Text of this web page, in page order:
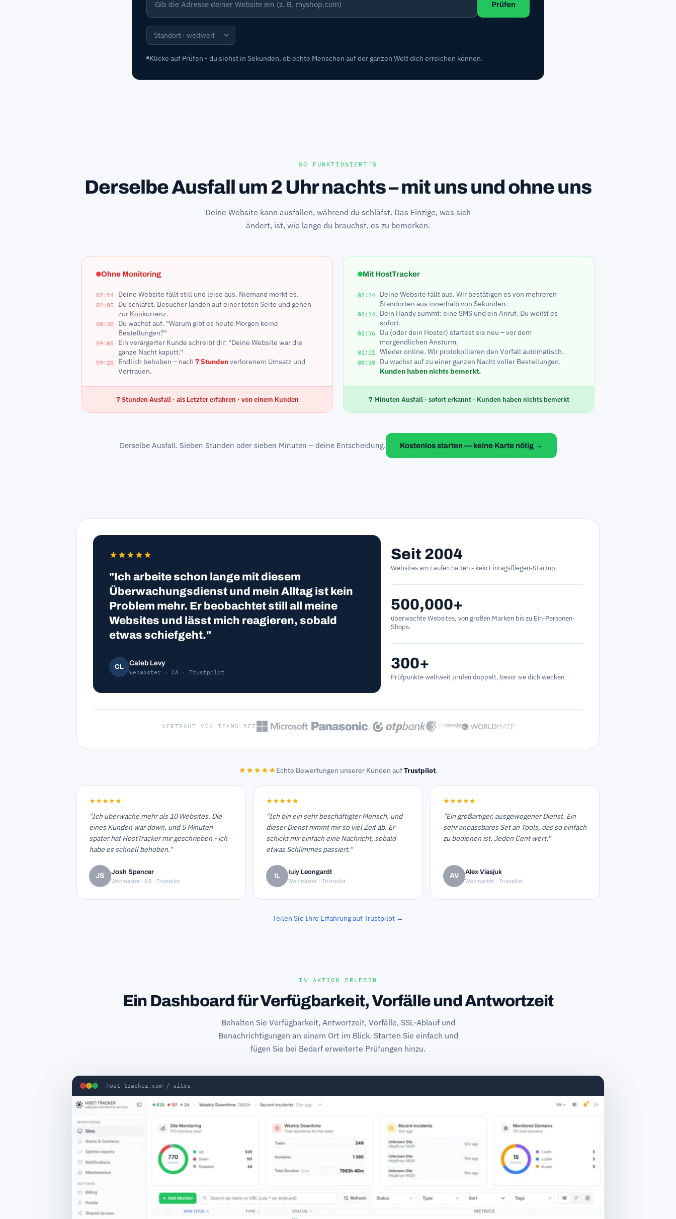
Prüfen
Klicke auf Prüfen - du siehst in Sekunden, ob echte Menschen auf der ganzen Welt dich erreichen können.
SO FUNKTIONIERT’S
Derselbe Ausfall um 2 Uhr nachts – mit uns und ohne uns
Deine Website kann ausfallen, während du schläfst. Das Einzige, was sich
ändert, ist, wie lange du brauchst, es zu bemerken.
Ohne Monitoring
02:14 Deine Website fällt still und leise aus. Niemand merkt es.
02:05
Du schläfst. Besucher landen auf einer toten Seite und gehen
zur Konkurrenz.
08:38
Du wachst auf. "Warum gibt es heute Morgen keine
Bestellungen?"
09:05
Ein verärgerter Kunde schreibt dir: "Deine Website war die
ganze Nacht kaputt."
09:28 Endlich behoben – nach 7 Stundenverlorenem Umsatz und
Vertrauen.
7 Stunden Ausfall · als Letzter erfahren · von einem Kunden
Mit HostTracker
02:14
Deine Website fällt aus. Wir bestätigen es von mehreren
Standorten aus innerhalb von Sekunden.
02:14
Dein Handy summt: eine SMS und ein Anruf. Du weißt es
sofort.
02:16
Du (oder dein Hoster) startest sie neu – vor dem
morgendlichen Ansturm.
02:21 Wieder online. Wir protokollieren den Vorfall automatisch.
08:38
Du wachst auf zu einer ganzen Nacht voller Bestellungen.
Kunden haben nichts bemerkt.
7 Minuten Ausfall · sofort erkannt · Kunden haben nichts bemerkt
Derselbe Ausfall. Sieben Stunden oder sieben Minuten – deine Entscheidung. Kostenlos starten — keine Karte nötig →
"Ich arbeite schon lange mit diesem
Überwachungsdienst und mein Alltag ist kein
Problem mehr. Er beobachtet still all meine
Websites und lässt mich reagieren, sobald
etwas schiefgeht."
CL Caleb Levy
Webmaster · CA · Trustpilot
Seit 2004
Websites am Laufen halten - kein Eintagsfliegen-Startup.
500,000+
überwachte Websites, von großen Marken bis zu Ein-Personen-
Shops.
300+
Prüfpunkte weltweit prüfen doppelt, bevor sie dich wecken.
VERTRAUT VON TEAMS BEI
Echte Bewertungen unserer Kunden aufTrustpilot.
"Ich überwache mehr als 10 Websites. Die
eines Kunden war down, und 5 Minuten
später hat HostTracker mir geschrieben - ich
habe es schnell behoben."
JS
Josh Spencer
Webmaster · US · Trustpilot
"Ich bin ein sehr beschäftigter Mensch, und
dieser Dienst nimmt mir so viel Zeit ab. Er
schickt mir einfach eine Nachricht, sobald
etwas Schlimmes passiert."
IL
Iuiy Leongardt
Webmaster · Trustpilot
"Ein großartiger, ausgewogener Dienst. Ein
sehr anpassbares Set an Tools, das so einfach
zu bedienen ist. Jeden Cent wert."
AV
Alex Viasjuk
Webmaster · Trustpilot
Teilen Sie Ihre Erfahrung auf Trustpilot →
IN AKTION ERLEBEN
Ein Dashboard für Verfügbarkeit, Vorfälle und Antwortzeit
Behalten Sie Verfügbarkeit, Antwortzeit, Vorfälle, SSL-Ablauf und
Benachrichtigungen an einem Ort im Blick. Starten Sie einfach und
fügen Sie bei Bedarf erweiterte Prüfungen hinzu.
host-tracker.com / sites